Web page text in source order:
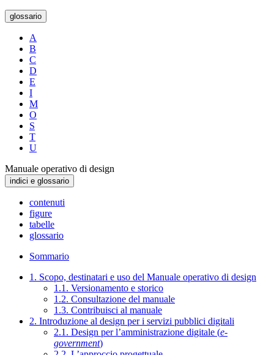
glossario
A
B
C
D
E
I
M
O
S
T
U
Manuale operativo di design
indici e glossario
contenuti
figure
tabelle
glossario
Sommario
1. Scopo, destinatari e uso del Manuale operativo di design
1.1. Versionamento e storico
1.2. Consultazione del manuale
1.3. Contribuisci al manuale
2. Introduzione al design per i servizi pubblici digitali
2.1. Design per l’amministrazione digitale (e-
government)